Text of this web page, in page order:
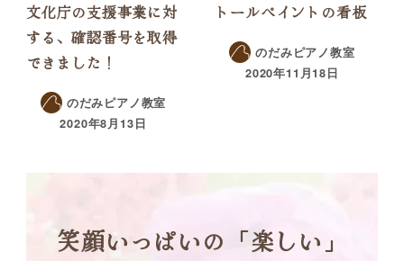
文化庁の支援事業に対
する、確認番号を取得
できました！
のだみピアノ教室
2020年8月13日
トールペイントの看板
のだみピアノ教室
2020年11月18日
笑顔いっぱいの「楽しい」